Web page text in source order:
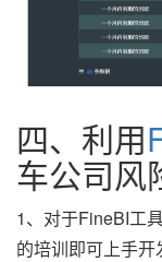
四、利用
车公司风
1、对于FineBI工
的培训即可上手开